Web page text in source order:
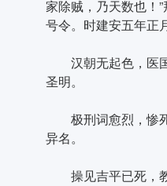
家除贼，乃天数也！
号令。时建安五年正
汉朝无起色，医国
圣明。
极刑词愈烈，惨死
异名。
操见吉平已死，